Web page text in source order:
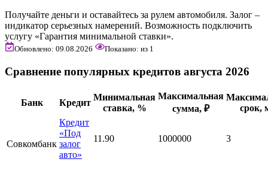
Получайте деньги и оставайтесь за рулем автомобиля. Залог –
индикатор серьезных намерений. Возможность подключить
услугу «Гарантия минимальной ставки».
Обновлено: 09.08.2026 Показано: из 1
Сравнение популярных кредитов августа 2026
Банк Кредит
Минимальная
ставка, %
Максимальная
сумма, ₽
срок,
Совкомбанк
Кредит
«Под
залог
авто»
11.90 1000000 3